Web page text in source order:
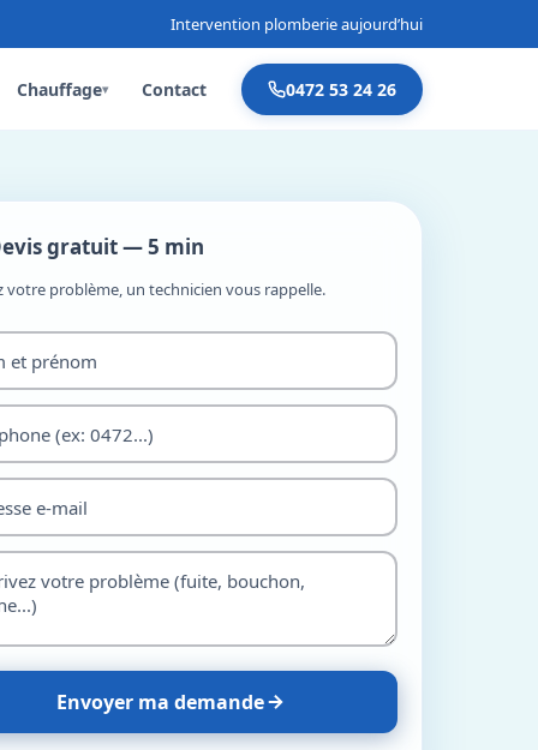
Intervention plomberie aujourd’hui
Chauffage▾ Contact 0472 53 24 26
gratuit — 5 min
votre problème, un technicien vous rappelle.
Envoyer ma demande